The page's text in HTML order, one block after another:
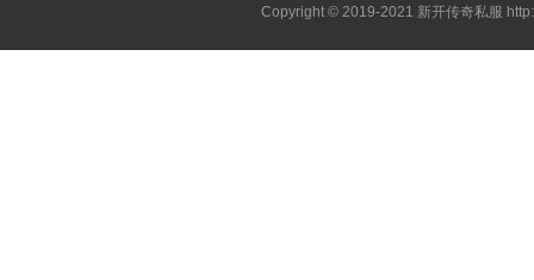
Copyright © 2019-2021 新开传奇私服